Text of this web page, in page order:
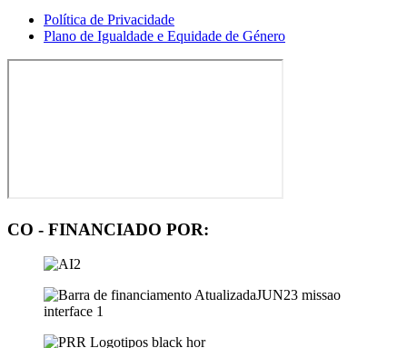
Política de Privacidade
Plano de Igualdade e Equidade de Género
CO - FINANCIADO POR: